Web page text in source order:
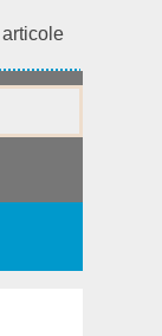
articole